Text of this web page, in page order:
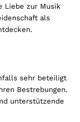
Liebe zur Musik
als
sehr beteiligt
Bestrebungen.
unterstützende